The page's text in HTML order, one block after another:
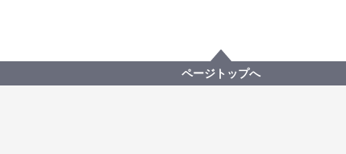
ページトップへ